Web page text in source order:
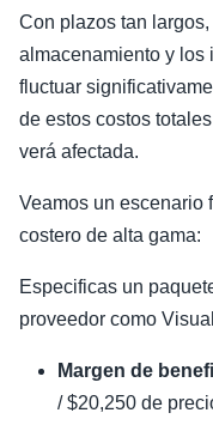
Con plazos tan
almacenamiento y los
fluctuar
de estos costos
verá afectada.
Veamos un escenario
costero de alta gama:
Especificas un
proveedor como
Margen de
/ $20,250 de